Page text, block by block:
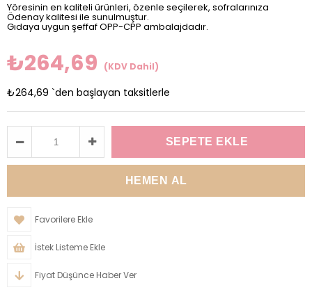
Yöresinin en kaliteli ürünleri, özenle seçilerek, sofralarınıza
Ödenay kalitesi ile sunulmuştur.
Gıdaya uygun şeffaf OPP-CPP ambalajdadır.
₺264,69 (KDV Dahil)
₺264,69 `den başlayan taksitlerle
Favorilere Ekle
İstek Listeme Ekle
Fiyat Düşünce Haber Ver